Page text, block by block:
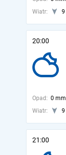
Wiatr:
20:00
Opad: 0 mm
Wiatr:
21:00